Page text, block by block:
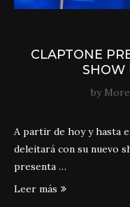
CLAPTONE
SHOW
by
A partir de hoy y hasta
deleitará con su nuevo
presenta …
Leer más